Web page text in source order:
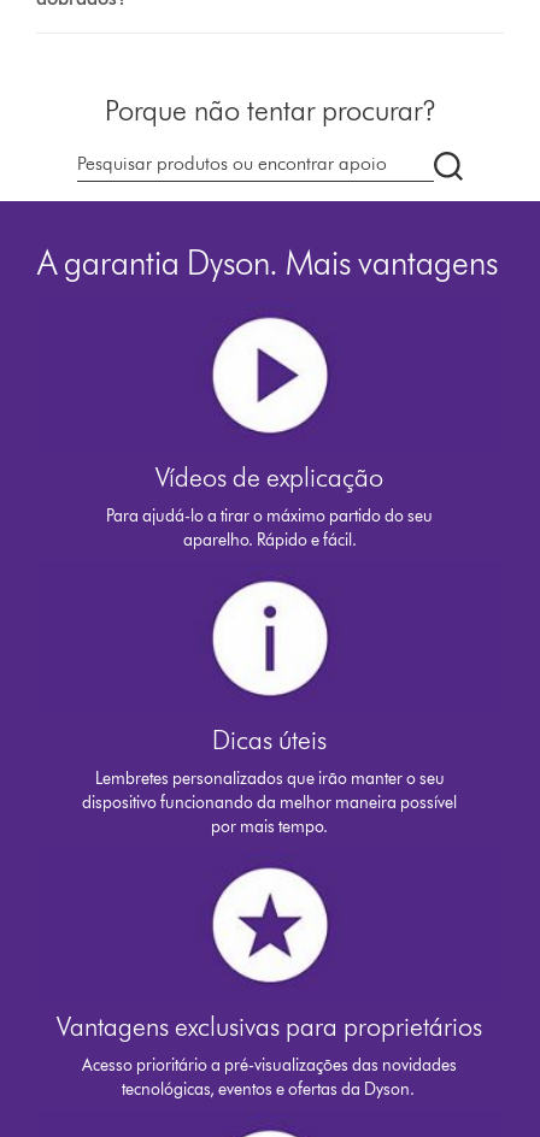
Porque não tentar procurar?
Pesquisar
em
A garantia Dyson. Mais vantagens
Vídeos de explicação
Para ajudá-lo a tirar o máximo partido do seu
aparelho. Rápido e fácil.
Dicas úteis
Lembretes personalizados que irão manter o seu
dispositivo funcionando da melhor maneira possível
por mais tempo.
Vantagens exclusivas para proprietários
Acesso prioritário a pré-visualizações das novidades
tecnológicas, eventos e ofertas da Dyson.